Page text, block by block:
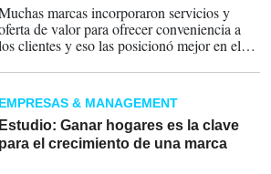
marcas incorporaron servicios y
de valor para ofrecer conveniencia a
clientes y eso las posicionó mejor en el
son las Grand TOM y Super TOM del
estudio de Marcas Top of Mind de
Centroamérica de Estrategia & Negocios y
Kantar Mercaplan.
EMPRESAS & MANAGEMENT
Estudio: Ganar hogares es la clave
para el crecimiento de una marca